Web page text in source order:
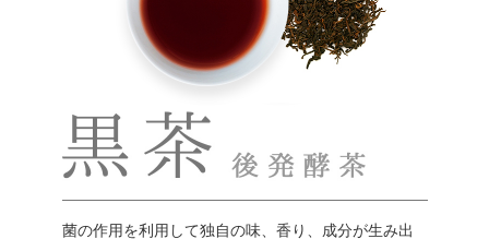
菌の作用を利用して独自の味、香り、成分が生み出